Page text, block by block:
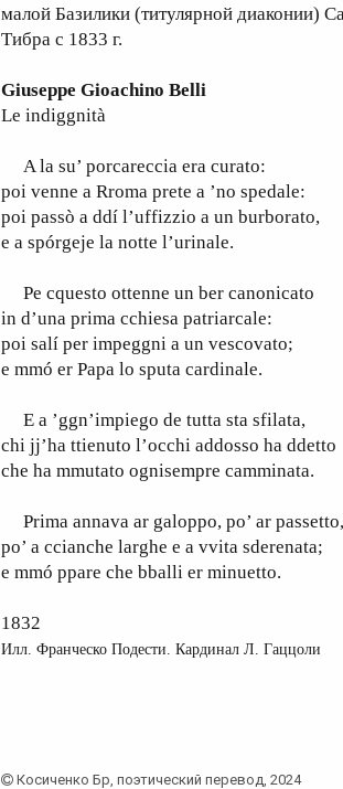
малой Базилики (титулярной диаконии)
Тибра с 1833 г.
Giuseppe Gioachino Belli
Le indiggnità
A la su’ porcareccia era curato:
poi venne a Rroma prete a ’no spedale:
poi passò a ddí l’uffizzio a un burborato,
e a spórgeje la notte l’urinale.
Pe cquesto ottenne un ber canonicato
in d’una prima cchiesa patriarcale:
poi salí per impeggni a un vescovato;
e mmó er Papa lo sputa cardinale.
E a ’ggn’impiego de tutta sta sfilata,
chi jj’ha ttienuto l’occhi addosso ha ddetto
che ha mmutato ognisempre camminata.
Prima annava ar galoppo, po’ ar passetto,
po’ a ccianche larghe e a vvita sderenata;
e mmó ppare che bballi er minuetto.
1832
Илл. Франческо Подести. Кардинал Л. Гаццоли
Косиченко Бр, поэтический перевод, 2024